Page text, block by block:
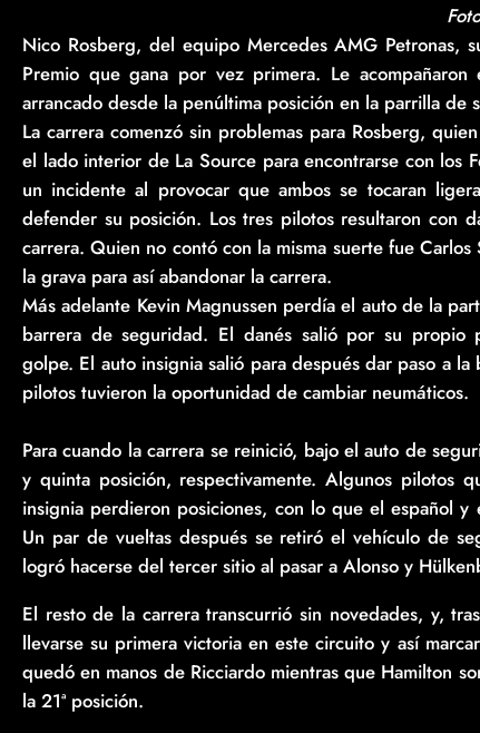
Nico Rosberg, del equipo Mercedes AMG Petronas,
Premio que gana por vez primera. Le
arrancado desde la penúltima posición en la parrilla de
La carrera comenzó sin problemas para Rosberg,
el lado interior de La Source para encontrarse con los
un incidente al provocar que ambos se tocaran
defender su posición. Los tres pilotos resultaron con
carrera. Quien no contó con la misma suerte fue
la grava para así abandonar la carrera.
Más adelante Kevin Magnussen perdía el auto de la
barrera de seguridad. El danés salió por su propio
golpe. El auto insignia salió para después dar paso a
pilotos tuvieron la oportunidad de cambiar neumáticos.
Para cuando la carrera se reinició, bajo el auto de
y quinta posición, respectivamente. Algunos
insignia perdieron posiciones, con lo que el español
Un par de vueltas después se retiró el vehículo de
logró hacerse del tercer sitio al pasar a Alonso y
El resto de la carrera transcurrió sin novedades, y,
llevarse su primera victoria en este circuito y así
quedó en manos de Ricciardo mientras que Hamilton
la 21ª posición.